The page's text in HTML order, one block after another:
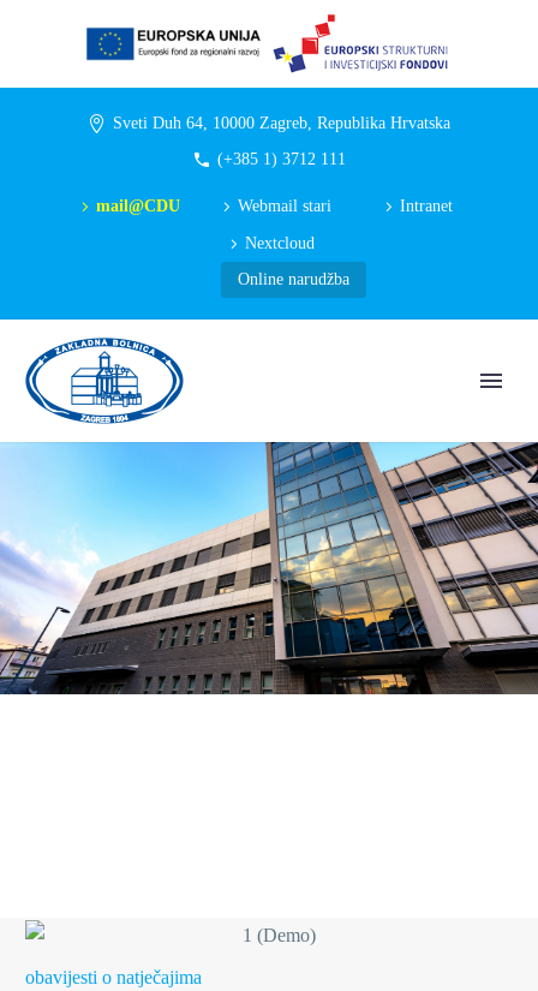
Sveti Duh 64, 10000 Zagreb, Republika Hrvatska
(+385 1) 3712 111
mail@CDU Webmail stari Intranet
Nextcloud
Online narudžba
obavijesti o natječajima